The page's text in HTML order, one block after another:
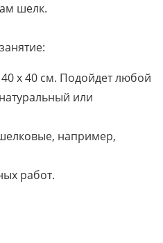
шелк.
40 х 40 см. Подойдет любой
или
например,
работ.